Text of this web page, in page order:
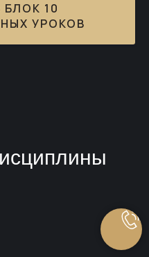
10
УРОКОВ